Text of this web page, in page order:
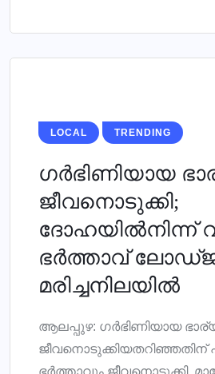
LOCAL TRENDING
ഗര്‍ഭിണിയായ
ജീവനൊടുക്കി;
ദോഹയില്‍നിന്ന്
ഭര്‍ത്താവ്
മരിച്ചനിലയില്‍
ആലപ്പുഴ: ഗര്‍ഭിണിയായ
ജീവനൊടുക്കിയതറിഞ്ഞതിന്
ഭര്‍ത്താവും ജീവനൊടുക്കി.